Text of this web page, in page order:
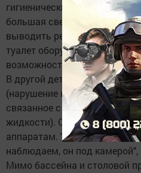
гигиенические
большая светлая лоджия,
выводить ребенка, если
туалет оборудованы для
возможностями.
В другой детской палате —
(нарушение нормального
связанное с чрезмерным
жидкости). Он совсем не
аппаратам. "За такими
наблюдаем, он под
Мимо бассейна и столовой